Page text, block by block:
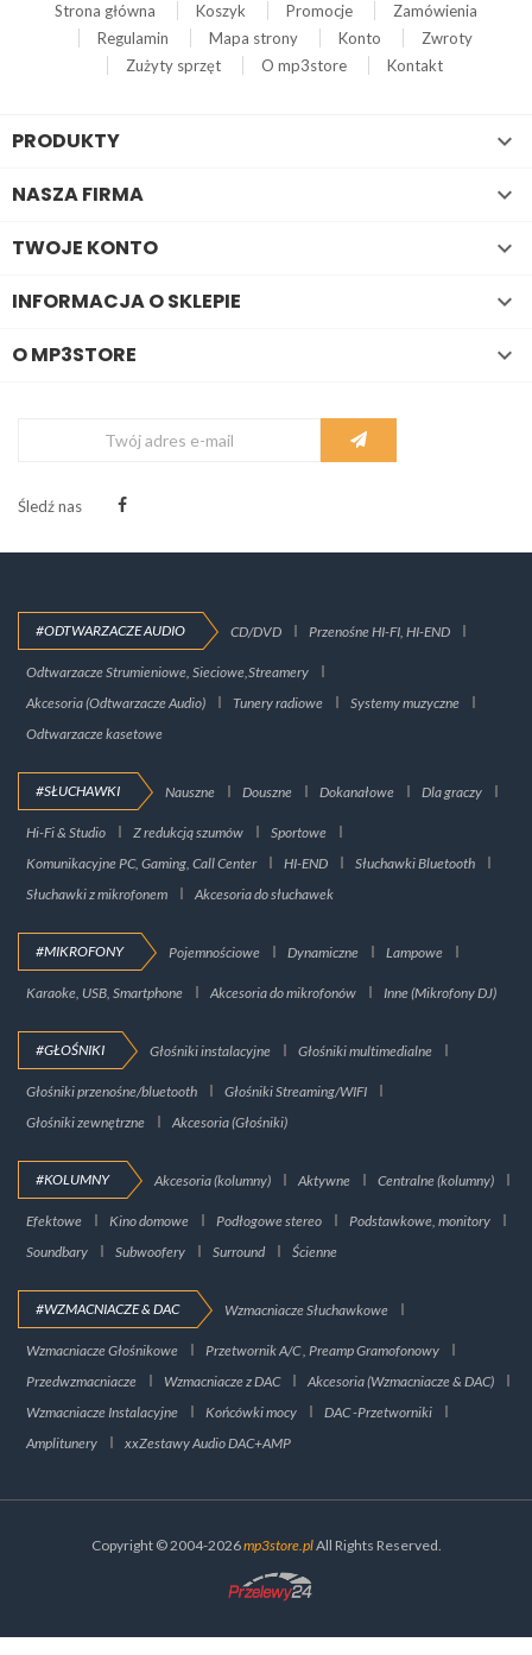
Strona główna Koszyk Promocje
Zamówienia
Regulamin
Mapa strony Konto
Zwroty
Zużyty sprzęt
O mp3store Kontakt
PRODUKTY 
NASZA FIRMA 
TWOJE KONTO 
INFORMACJA O SKLEPIE 
O MP3STORE 
Śledź nas
#ODTWARZACZE AUDIO CD/DVD Przenośne HI-FI, HI-END
Odtwarzacze Strumieniowe, Sieciowe,Streamery
Akcesoria (Odtwarzacze Audio)
Tunery radiowe
Systemy muzyczne
Odtwarzacze kasetowe
#SŁUCHAWKI Nauszne Douszne Dokanałowe Dla graczy
Hi-Fi & Studio Z redukcją szumów
Sportowe
Komunikacyjne PC, Gaming, Call Center
HI-END
Słuchawki Bluetooth
Słuchawki z mikrofonem
Akcesoria do słuchawek
#MIKROFONY Pojemnościowe Dynamiczne Lampowe
Karaoke, USB, Smartphone Akcesoria do mikrofonów Inne (Mikrofony DJ)
#GŁOŚNIKI Głośniki instalacyjne Głośniki multimedialne
Głośniki przenośne/bluetooth
Głośniki Streaming/WIFI
Głośniki zewnętrzne
Akcesoria (Głośniki)
#KOLUMNY Akcesoria (kolumny) Aktywne Centralne (kolumny)
Efektowe Kino domowe Podłogowe stereo
Podstawkowe, monitory
Soundbary
Subwoofery Surround Ścienne
#WZMACNIACZE & DAC Wzmacniacze Słuchawkowe
Wzmacniacze Głośnikowe
Przetwornik A/C , Preamp Gramofonowy
Przedwzmacniacze
Wzmacniacze z DAC
Akcesoria (Wzmacniacze & DAC)
Wzmacniacze Instalacyjne
Końcówki mocy
DAC -Przetworniki
Amplitunery
xxZestawy Audio DAC+AMP
Copyright © 2004-2026mp3store.plAll Rights Reserved.